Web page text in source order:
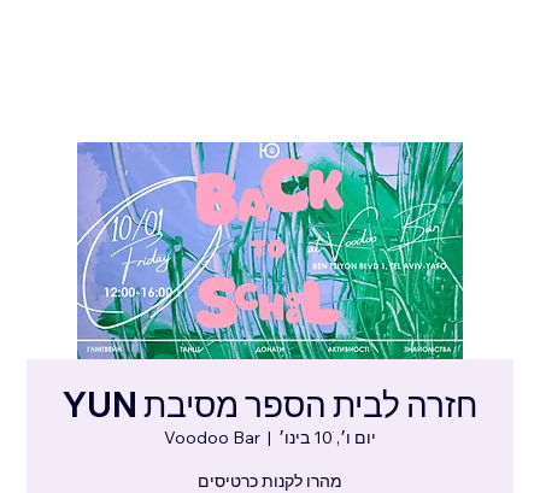
חזרה לבית הספר מסיבת YUN
יום ו׳, 10 בינו׳
  |
Voodoo Bar
מהרו לקנות כרטיסים